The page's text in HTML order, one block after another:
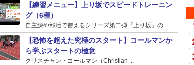
【練習メニュー】上り坂でスピードトレーニン
グ（6種）
自主練や部活で使えるシリーズ第二弾『上り坂』の...
【恐怖を超えた究極のスタート】コールマンか
ら学ぶスタートの極意
クリスチャン・コールマン（Christian ...